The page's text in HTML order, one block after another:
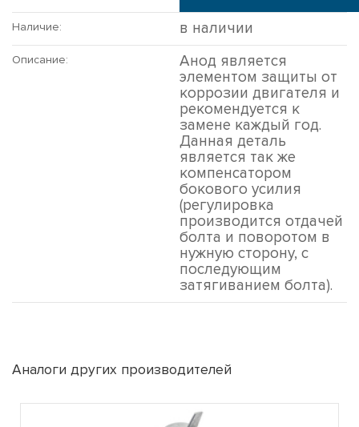
Наличие: в наличии
Описание:
Анод является
элементом защиты от
коррозии двигателя и
рекомендуется к
замене каждый год.
Данная деталь
является так же
компенсатором
бокового усилия
(регулировка
производится отдачей
болта и поворотом в
нужную сторону, с
последующим
затягиванием болта).
Аналоги других производителей